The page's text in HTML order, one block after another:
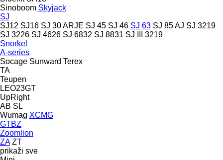
Sinoboom Skyjack
SJ
SJ12 SJ16 SJ 30 ARJE SJ 45 SJ 46 SJ 63 SJ 85 AJ SJ 3219
SJ 3226 SJ 4626 SJ 6832 SJ 8831 SJ III 3219
Snorkel
A-series
Socage Sunward Terex
TA
Teupen
LEO23GT
UpRight
AB SL
Wumag XCMG
GTBZ
Zoomlion
ZA ZT
prikaži sve